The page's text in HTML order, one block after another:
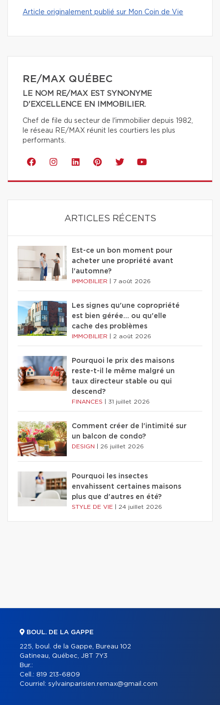
Article originalement publié sur Mon Coin de Vie
RE/MAX QUÉBEC
LE NOM RE/MAX EST SYNONYME
D'EXCELLENCE EN IMMOBILIER.
Chef de file du secteur de l'immobilier depuis 1982,
le réseau RE/MAX réunit les courtiers les plus
performants.
ARTICLES RÉCENTS
Est-ce un bon moment pour
acheter une propriété avant
l'automne?
IMMOBILIER 7 août 2026
Les signes qu'une copropriété
est bien gérée… ou qu'elle
cache des problèmes
IMMOBILIER 2 août 2026
Pourquoi le prix des maisons
reste-t-il le même malgré un
taux directeur stable ou qui
descend?
FINANCES 31 juillet 2026
Comment créer de l'intimité sur
un balcon de condo?
DESIGN 26 juillet 2026
Pourquoi les insectes
envahissent certaines maisons
plus que d'autres en été?
STYLE DE VIE 24 juillet 2026
BOUL. DE LA GAPPE
225, boul. de la Gappe, Bureau 102
Gatineau, Québec, J8T 7Y3
Bur.:
Cell.: 819 213-6809
Courriel: sylvainparisien.remax@gmail.com